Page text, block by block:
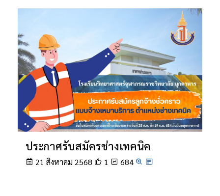
ประกาศรับสมัครช่างเทคนิค
21 สิงหาคม 2568 1 684